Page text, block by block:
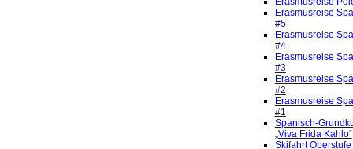
Erasmusreise
#5
Erasmusreise
#4
Erasmusreise
#3
Erasmusreise
#2
Erasmusreise
#1
Spanisch-
„Viva Frida Kahlo“
Skifahrt